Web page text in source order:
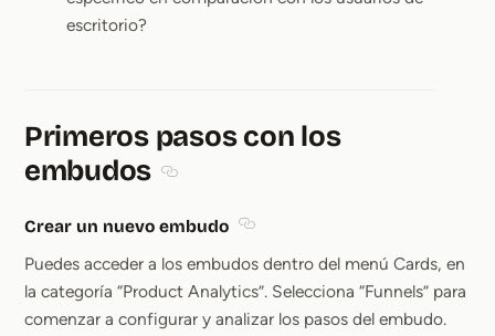
escritorio?
Primeros pasos con los
embudos
Crear un nuevo embudo
Puedes acceder a los embudos dentro del menú Cards, en
la categoría “Product Analytics”. Selecciona “Funnels” para
comenzar a configurar y analizar los pasos del embudo.